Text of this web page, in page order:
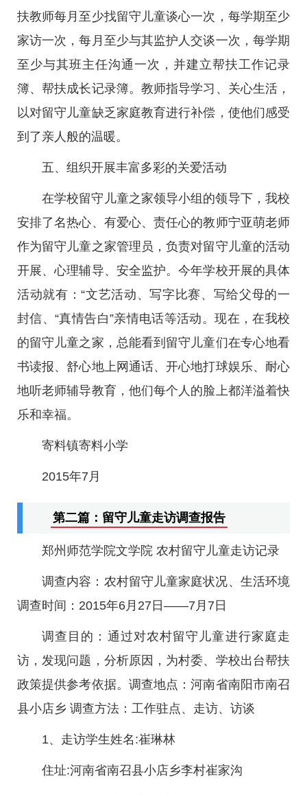
扶教师每月至少找留守儿童谈心一次，每学期至少
家访一次，每月至少与其监护人交谈一次，每学期
至少与其班主任沟通一次，并建立帮扶工作记录
簿、帮扶成长记录簿。教师指导学习、关心生活，
以对留守儿童缺乏家庭教育进行补偿，使他们感受
到了亲人般的温暖。
五、组织开展丰富多彩的关爱活动
在学校留守儿童之家领导小组的领导下，我校
安排了名热心、有爱心、责任心的教师宁亚萌老师
作为留守儿童之家管理员，负责对留守儿童的活动
开展、心理辅导、安全监护。今年学校开展的具体
活动就有：“文艺活动、写字比赛、写给父母的一
封信、“真情告白”亲情电话等活动。现在，在我校
的留守儿童之家，总能看到留守儿童们在专心地看
书读报、舒心地上网通话、开心地打球娱乐、耐心
地听老师辅导教育，他们每个人的脸上都洋溢着快
乐和幸福。
寄料镇寄料小学
2015年7月
第二篇：留守儿童走访调查报告
郑州师范学院文学院 农村留守儿童走访记录
调查内容：农村留守儿童家庭状况、生活环境
调查时间：2015年6月27日——7月7日
调查目的：通过对农村留守儿童进行家庭走
访，发现问题，分析原因，为村委、学校出台帮扶
政策提供参考依据。调查地点：河南省南阳市南召
县小店乡 调查方法：工作驻点、走访、访谈
1、走访学生姓名:崔琳林
住址:河南省南召县小店乡李村崔家沟